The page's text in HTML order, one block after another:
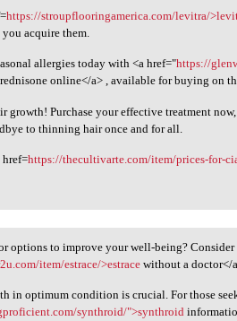
href=https:/
https://stroupflooringamerica.com/levitra/
acquire them.
allergies today with <a href="https://
online</a> , available for buying on
growth! Purchase your effective treatment
to thinning hair once and for all.
href=https://thecultivarte.com/item/prices-for-
for options
options to improve your well-being? Consider
item/estrace/>estracewithout a doctor</
in optimum condition is crucial. For those
synthroid/">synthroid